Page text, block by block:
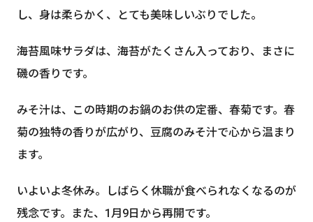
し、身は柔らかく、とても美味しいぶりでした。
海苔風味サラダは、海苔がたくさん入っており、まさに
磯の香りです。
みそ汁は、この時期のお鍋のお供の定番、春菊です。春
菊の独特の香りが広がり、豆腐のみそ汁で心から温まり
ます。
いよいよ冬休み。しばらく休職が食べられなくなるのが
残念です。また、1月9日から再開です。